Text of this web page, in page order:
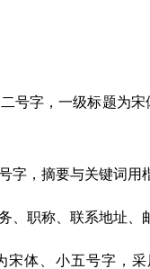
字，一级标题为宋
，摘要与关键词用
职称、联系地址、
体、小五号字，采